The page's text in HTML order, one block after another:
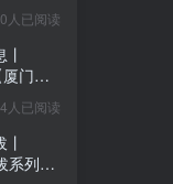
人已阅读
门
（11
人已阅读
系列赛